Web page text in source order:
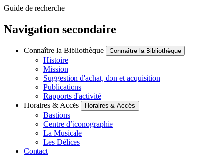
Guide de recherche
Navigation secondaire
Connaître la Bibliothèque Connaître la Bibliothèque
Histoire
Mission
Suggestion d'achat, don et acquisition
Publications
Rapports d'activité
Horaires & Accès
Horaires & Accès
Bastions
Centre d’iconographie
La Musicale
Les Délices
Contact